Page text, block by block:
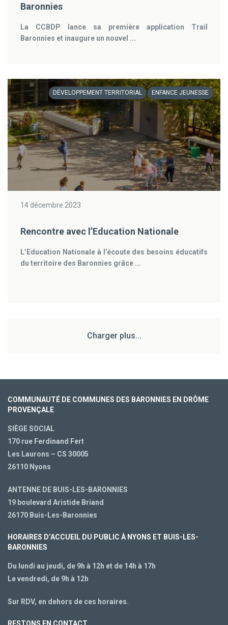
Baronnies
La CCBDP lance sa première application Trail
Baronnies et inaugure un nouvel ...
DÉVELOPPEMENT TERRITORIAL ENFANCE JEUNESSE
14 décembre 2023
Rencontre avec l’Education Nationale
L’Education Nationale à l’écoute des besoins éducatifs
du territoire des Baronnies grâce ...
Charger plus...
COMMUNAUTÉ DE COMMUNES DES BARONNIES EN DRÔME
PROVENÇALE
SIÈGE SOCIAL
170 rue Ferdinand Fert
Les Laurons – CS 30005
26110 Nyons
ANTENNE DE BUIS-LES-BARONNIES
19 boulevard Aristide Briand
26170 Buis-Les-Baronnies
HORAIRES D’ACCUEIL DU PUBLIC À NYONS ET BUIS-LES-
BARONNIES
Du lundi au jeudi, de 9h à 12h et de 14h à 17h
Le vendredi, de 9h à 12h
Sur RDV, en dehors de ces horaires.